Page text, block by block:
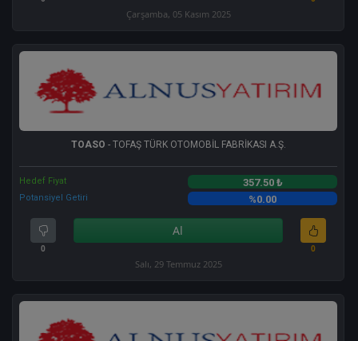
Çarşamba, 05 Kasım 2025
TOASO - TOFAŞ TÜRK OTOMOBİL FABRİKASI A.Ş.
Hedef Fiyat 357.50 ₺
Potansiyel Getiri %0.00
0
Al
0
Salı, 29 Temmuz 2025